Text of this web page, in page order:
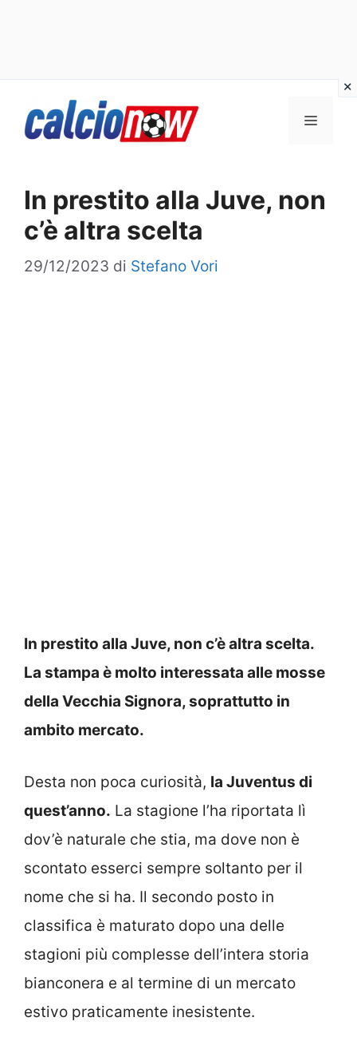
Menu
In prestito alla Juve, non
c’è altra scelta
29/12/2023 di Stefano Vori
In prestito alla Juve, non c’è altra scelta.
La stampa è molto interessata alle mosse
della Vecchia Signora, soprattutto in
ambito mercato.
Desta non poca curiosità, la Juventus di
quest’anno. La stagione l’ha riportata lì
dov’è naturale che stia, ma dove non è
scontato esserci sempre soltanto per il
nome che si ha. Il secondo posto in
classifica è maturato dopo una delle
stagioni più complesse dell’intera storia
bianconera e al termine di un mercato
estivo praticamente inesistente.